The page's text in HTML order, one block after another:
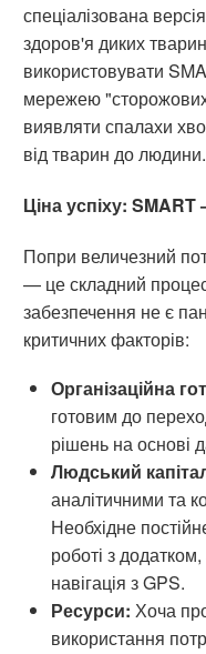
спеціалізована
здоров'я диких
використовувати
мережею
виявляти спалахи
від тварин до людини.
Ціна успіху:
Попри величезний
— це складний
забезпечення не є
критичних факторів:
Організаційна
готовим до
рішень на основі
Людський
аналітичними та
Необхідне
роботі з
навігація з GPS.
Ресурси: Хоча
використання